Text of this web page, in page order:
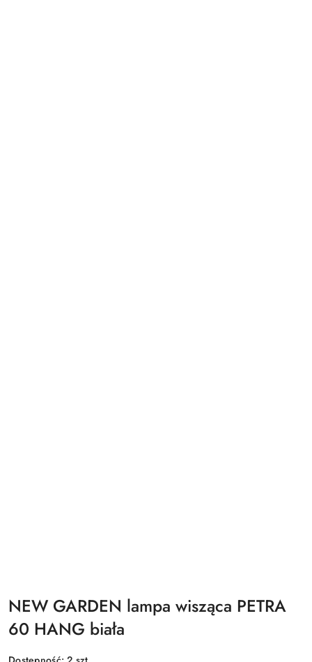
NEW GARDEN lampa wisząca PETRA
60 HANG biała